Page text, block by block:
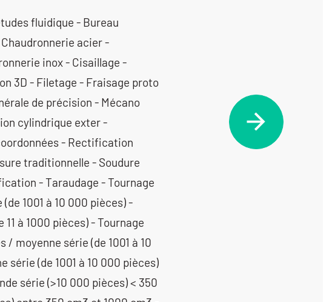
moyenne série (de 1001 à 10 000 pièces) - Tournage multifonctions - Tournage petite série (de 11 à 1000 pièces) - Tournage prototype et unitaire (< 10 pièces) - Usinage / 5 axes / moyenne série (de 1001 à 10 000 pièces) < 350 cm3 - Usinage / 5 axes / moyenne série (de 1001 à 10 000 pièces) entre 350 cm3 et 1000 cm3